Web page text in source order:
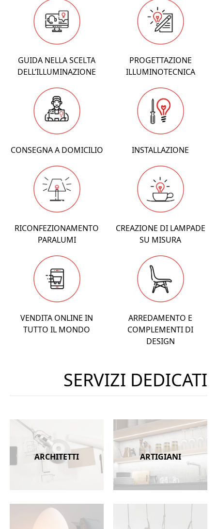
GUIDA NELLA SCELTA
DELL’ILLUMINAZIONE
PROGETTAZIONE
ILLUMINOTECNICA
CONSEGNA A DOMICILIO INSTALLAZIONE
RICONFEZIONAMENTO
PARALUMI
CREAZIONE DI LAMPADE
SU MISURA
VENDITA ONLINE IN
TUTTO IL MONDO
ARREDAMENTO E
COMPLEMENTI DI
DESIGN
SERVIZI DEDICATI
ARCHITETTI ARTIGIANI